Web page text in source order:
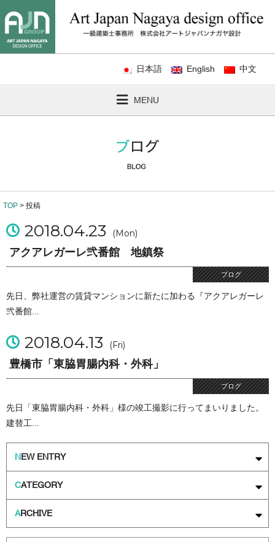
日本語 English 中文
MENU
TOP > 投稿
2018.04.23 (Mon)
アクアレガーレ弐番館 地鎮祭
ブログ
先日、弊社運営の賃貸マンションに新たに加わる『アクアレガーレ
弐番館...
2018.04.13 (Fri)
豊橋市「東脇胃腸内科・外科」
ブログ
先日「東脇胃腸内科・外科」様の竣工撮影に行ってまいりました。
建替工...
NEW ENTRY
CATEGORY
ARCHIVE